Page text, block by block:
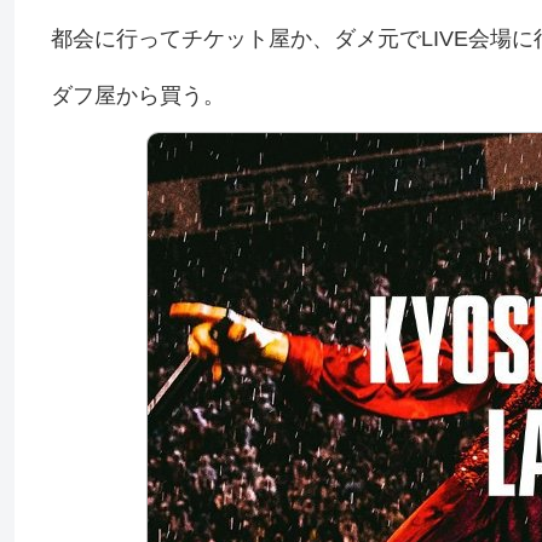
都会に行ってチケット屋か、ダメ元でLIVE会場に
ダフ屋から買う。